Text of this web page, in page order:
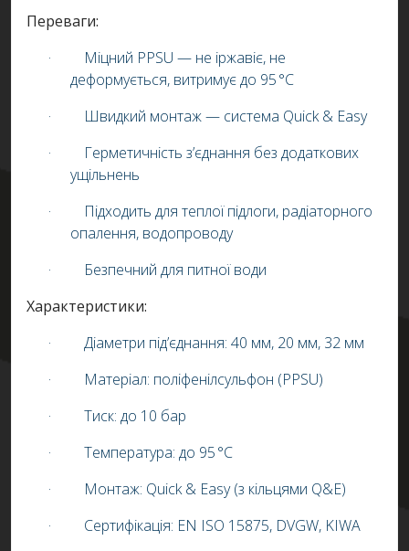
Переваги:
·
Міцний PPSU — не іржавіє, не
деформується, витримує до 95 °C
·
Швидкий монтаж — система Quick & Easy
·
Герметичність з’єднання без додаткових
ущільнень
·
Підходить для теплої підлоги, радіаторного
опалення, водопроводу
·
Безпечний для питної води
Характеристики:
·
Діаметри під’єднання: 40 мм, 20 мм, 32 мм
·
Матеріал: поліфенілсульфон (PPSU)
·
Тиск: до 10 бар
·
Температура: до 95 °C
·
Монтаж: Quick & Easy (з кільцями Q&E)
·
Сертифікація: EN ISO 15875, DVGW, KIWA